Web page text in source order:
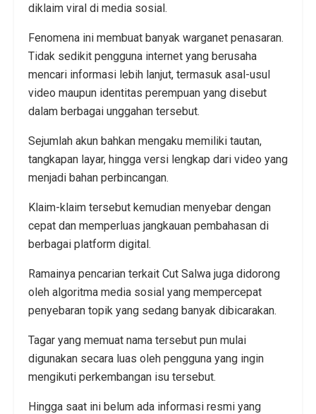
diklaim viral di media sosial.
Fenomena ini membuat banyak warganet penasaran.
Tidak sedikit pengguna internet yang berusaha
mencari informasi lebih lanjut, termasuk asal-usul
video maupun identitas perempuan yang disebut
dalam berbagai unggahan tersebut.
Sejumlah akun bahkan mengaku memiliki tautan,
tangkapan layar, hingga versi lengkap dari video yang
menjadi bahan perbincangan.
Klaim-klaim tersebut kemudian menyebar dengan
cepat dan memperluas jangkauan pembahasan di
berbagai platform digital.
Ramainya pencarian terkait Cut Salwa juga didorong
oleh algoritma media sosial yang mempercepat
penyebaran topik yang sedang banyak dibicarakan.
Tagar yang memuat nama tersebut pun mulai
digunakan secara luas oleh pengguna yang ingin
mengikuti perkembangan isu tersebut.
Hingga saat ini belum ada informasi resmi yang